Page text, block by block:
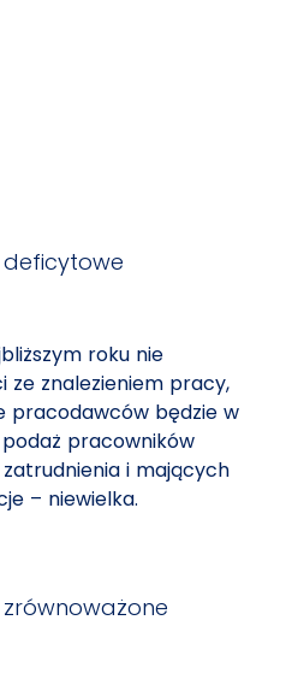
roku nie
ze znalezieniem pracy,
pracodawców będzie w
pracowników
i mających
– niewielka.